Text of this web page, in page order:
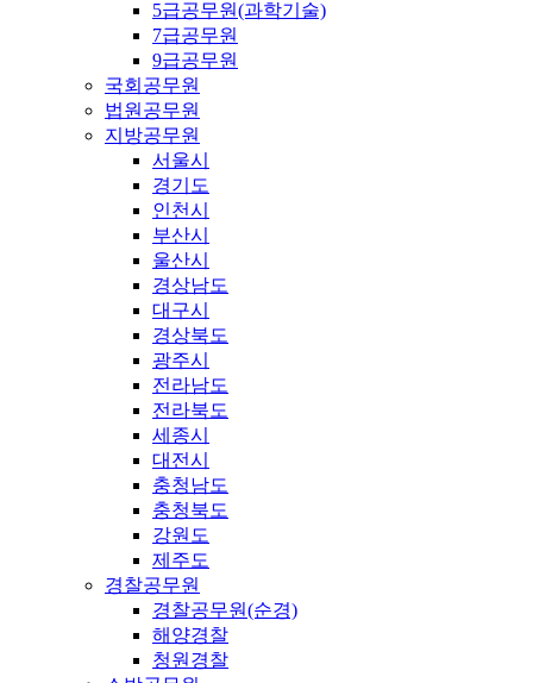
5급공무원(과학기술)
7급공무원
9급공무원
국회공무원
법원공무원
지방공무원
서울시
경기도
인천시
부산시
울산시
경상남도
대구시
경상북도
광주시
전라남도
전라북도
세종시
대전시
충청남도
충청북도
강원도
제주도
경찰공무원
경찰공무원(순경)
해양경찰
청원경찰